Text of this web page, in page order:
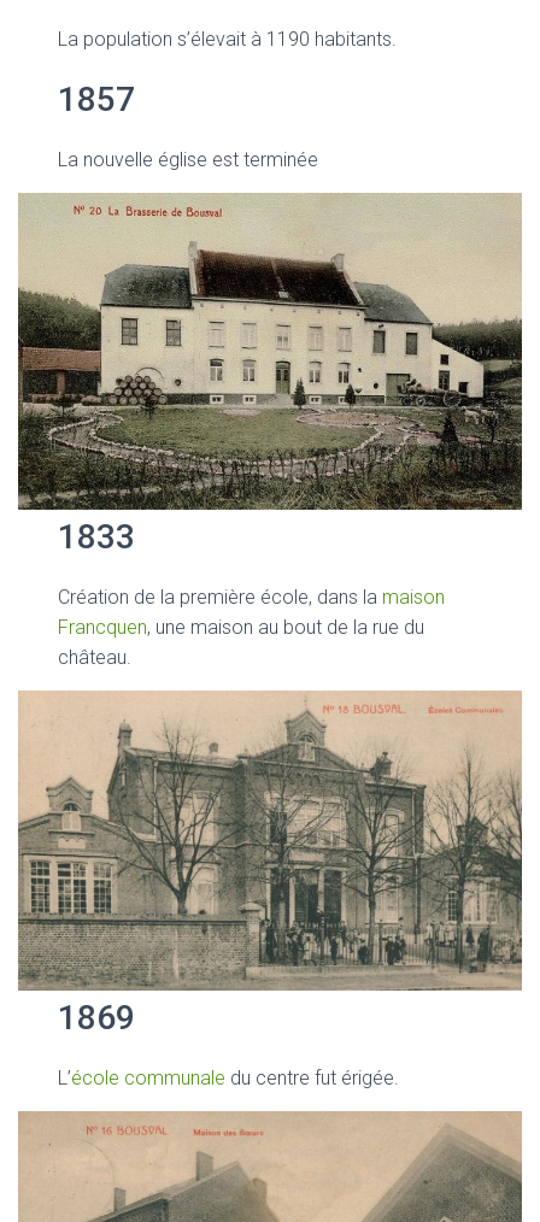
La population s’élevait à 1190 habitants.
1857
La nouvelle église est terminée
1833
Création de la première école, dans la maison
Francquen, une maison au bout de la rue du
château.
1869
L’école communale du centre fut érigée.